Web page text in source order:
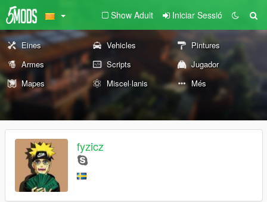
Show Adult Iniciar Sessió
Eines Vehicles
Pintures
Armes
Scripts
Jugador
Mapes
Miscel·lanis Més
fyzicz